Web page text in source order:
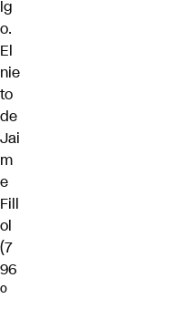
lg
o.
El
nie
to
de
Jai
m
e
Fill
ol
(7
96
º